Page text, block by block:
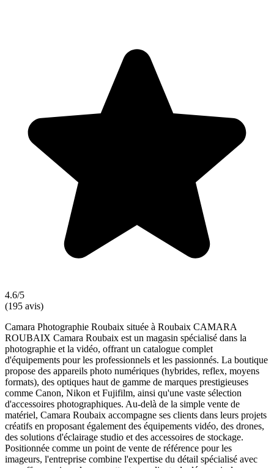
4.6/5
(195 avis)
Camara Photographie Roubaix située à Roubaix CAMARA
ROUBAIX Camara Roubaix est un magasin spécialisé dans la
photographie et la vidéo, offrant un catalogue complet
d'équipements pour les professionnels et les passionnés. La boutique
propose des appareils photo numériques (hybrides, reflex, moyens
formats), des optiques haut de gamme de marques prestigieuses
comme Canon, Nikon et Fujifilm, ainsi qu'une vaste sélection
d'accessoires photographiques. Au-delà de la simple vente de
matériel, Camara Roubaix accompagne ses clients dans leurs projets
créatifs en proposant également des équipements vidéo, des drones,
des solutions d'éclairage studio et des accessoires de stockage.
Positionnée comme un point de vente de référence pour les
imageurs, l'entreprise combine l'expertise du détail spécialisé avec